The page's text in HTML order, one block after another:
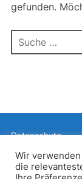
gefunden.
Suchen
nach:
Datenschutz
Wir
die